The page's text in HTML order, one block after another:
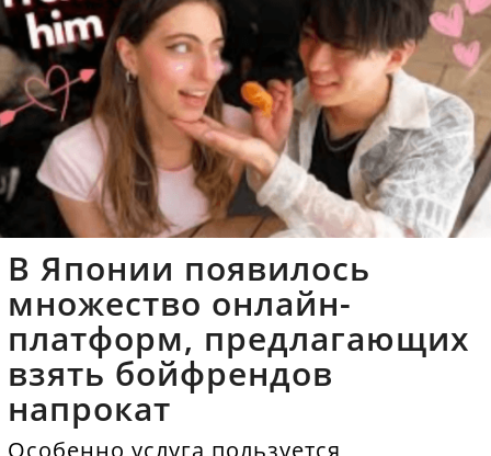
В Японии появилось
множество онлайн-
платформ, предлагающих
взять бойфрендов
напрокат
Особенно услуга пользуется